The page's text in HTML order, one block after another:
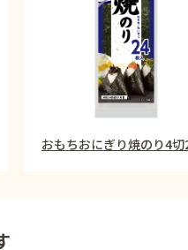
おもちおにぎり焼のり4